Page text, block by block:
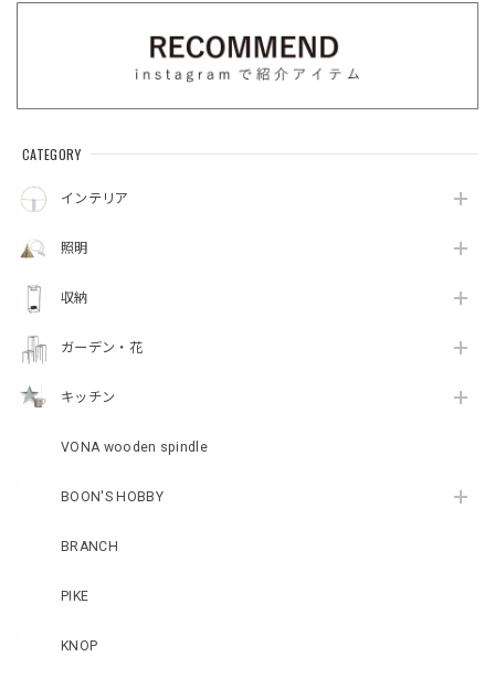
CATEGORY
インテリア
照明
収納
ガーデン・花
キッチン
VONA wooden spindle
BOON'S HOBBY
BRANCH
PIKE
KNOP